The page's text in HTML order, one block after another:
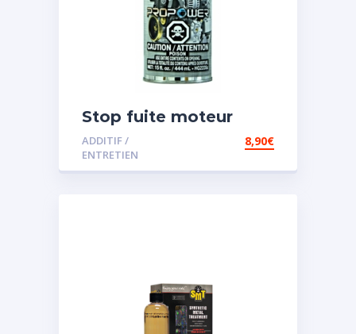
Stop fuite moteur
ADDITIF /
ENTRETIEN
8,90€